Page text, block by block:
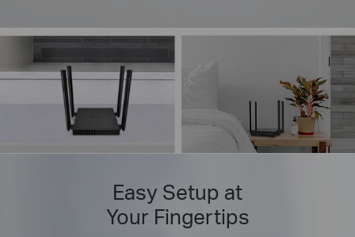
Easy Setup at
Your Fingertips